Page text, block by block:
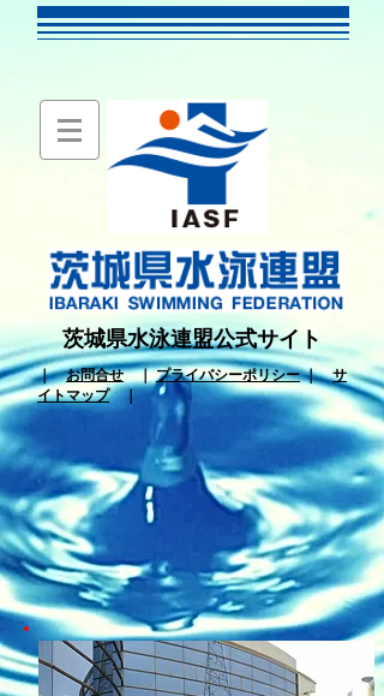
茨城県水泳連盟公式サイト
｜お問合せ｜プライバシーポリシー｜サ
イトマップ｜